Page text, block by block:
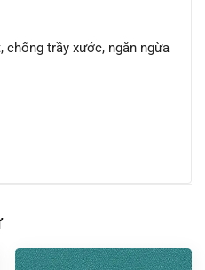
chống trầy xước, ngăn ngừa